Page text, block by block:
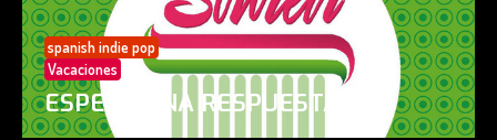
spanish indie pop
Vacaciones
ESPERO UNA RESPUESTA